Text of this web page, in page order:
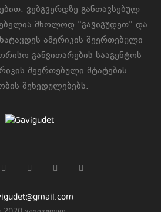
ვებგვერდზე განთავსებულ
მხოლოდ "გავიგუდეთ" და
ამერიკის შეერთებული
განვითარების სააგენტოს
შეერთებული შტატების
შეხედულებებს.